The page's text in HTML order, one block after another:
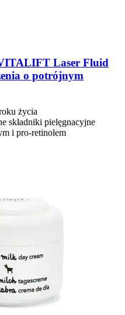
Laser Fluid
o potrójnym
życia
składniki pielęgnacyjne
i pro-retinolem